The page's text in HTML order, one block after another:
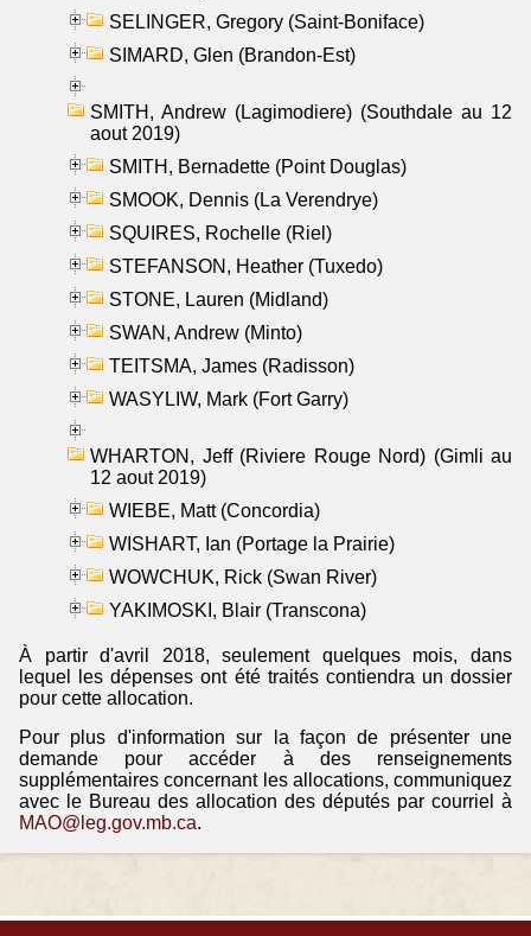
SELINGER, Gregory (Saint-Boniface)
SIMARD, Glen (Brandon-Est)
SMITH, Andrew (Lagimodiere) (Southdale au 12
aout 2019)
SMITH, Bernadette (Point Douglas)
SMOOK, Dennis (La Verendrye)
SQUIRES, Rochelle (Riel)
STEFANSON, Heather (Tuxedo)
STONE, Lauren (Midland)
SWAN, Andrew (Minto)
TEITSMA, James (Radisson)
WASYLIW, Mark (Fort Garry)
WHARTON, Jeff (Riviere Rouge Nord) (Gimli au
12 aout 2019)
WIEBE, Matt (Concordia)
WISHART, Ian (Portage la Prairie)
WOWCHUK, Rick (Swan River)
YAKIMOSKI, Blair (Transcona)
À partir d'avril 2018, seulement quelques mois, dans
lequel les dépenses ont été traités contiendra un dossier
pour cette allocation.
Pour plus d'information sur la façon de présenter une
demande pour accéder à des renseignements
supplémentaires concernant les allocations, communiquez
avec le Bureau des allocation des députés par courriel à
MAO@leg.gov.mb.ca.